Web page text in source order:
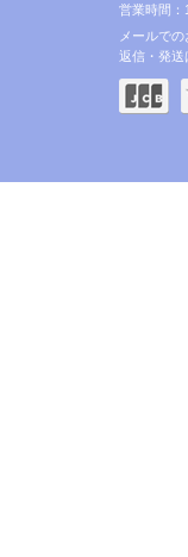
営業時間：
メールで
返信・発送